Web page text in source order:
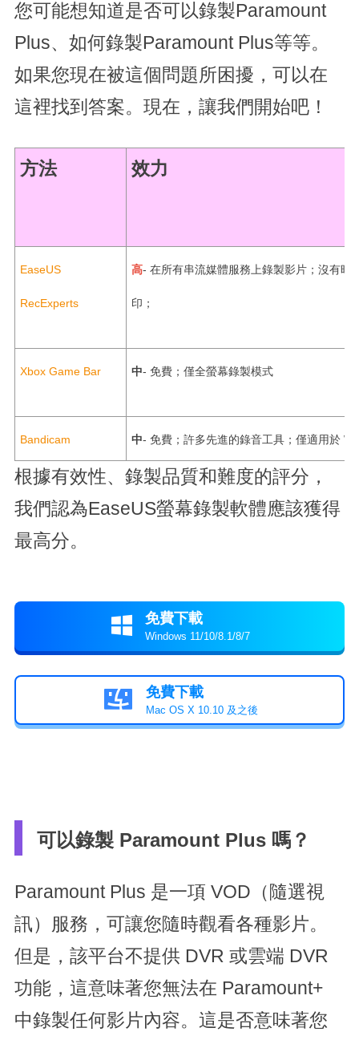
您可能想知道是否可以錄製Paramount
Plus、如何錄製Paramount Plus等等。
如果您現在被這個問題所困擾，可以在
這裡找到答案。現在，讓我們開始吧！
方法 效力
EaseUS
RecExperts
高- 在所有串流媒體服務上錄製影片；沒有時
印；
Xbox Game Bar 中- 免費；僅全螢幕錄製模式
Bandicam 中- 免費；許多先進的錄音工具；僅適用於
根據有效性、錄製品質和難度的評分，
我們認為EaseUS螢幕錄製軟體應該獲得
最高分。
 免費下載
Windows 11/10/8.1/8/7
 免費下載
Mac OS X 10.10 及之後
可以錄製 Paramount Plus 嗎？
Paramount Plus 是一項 VOD（隨選視
訊）服務，可讓您隨時觀看各種影片。
但是，該平台不提供 DVR 或雲端 DVR
功能，這意味著您無法在 Paramount+
中錄製任何影片內容。這是否意味著您